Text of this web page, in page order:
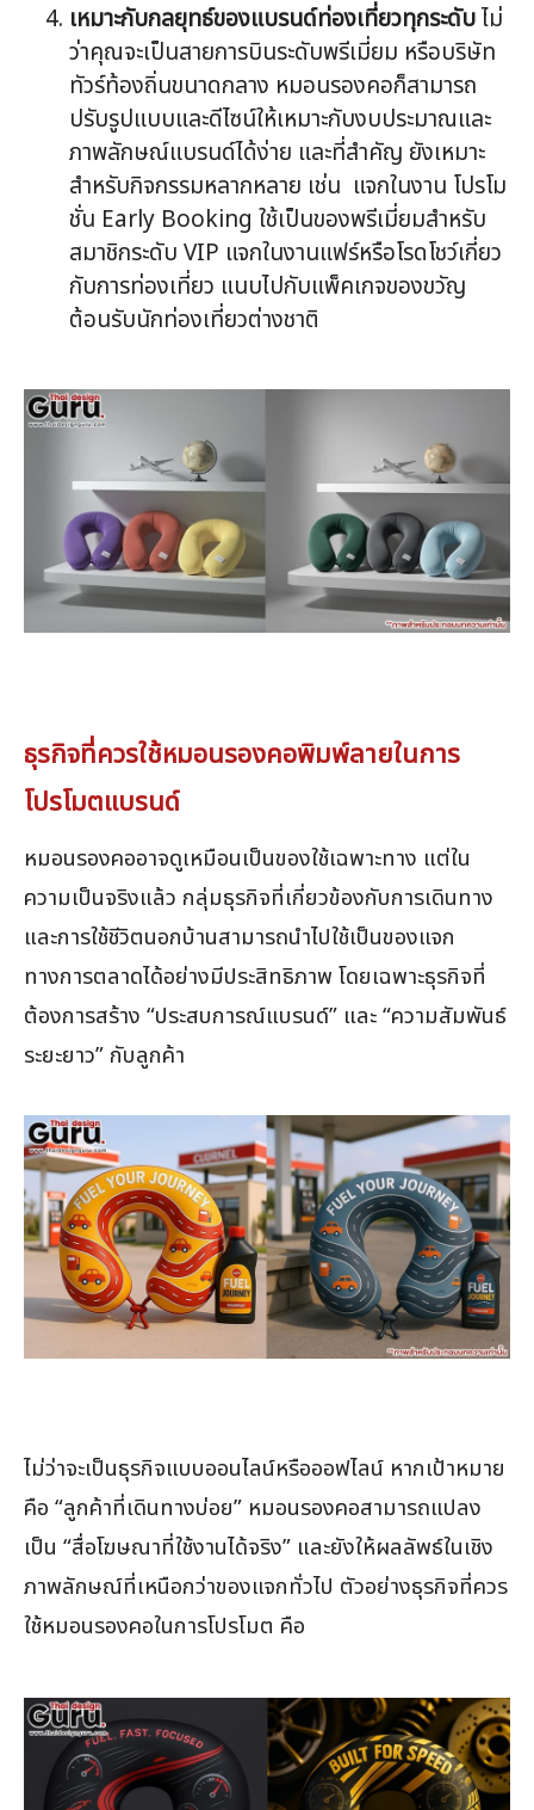
เหมาะกับกลยุทธ์ของแบรนด์ท่องเที่ยวทุกระดับไม่
ว่าคุณจะเป็นสายการบินระดับพรีเมี่ยม หรือบริษัท
ทัวร์ท้องถิ่นขนาดกลาง หมอนรองคอก็สามารถ
ปรับรูปแบบและดีไซน์ให้เหมาะกับงบประมาณและ
ภาพลักษณ์แบรนด์ได้ง่าย และที่สำคัญ ยังเหมาะ
สำหรับกิจกรรมหลากหลาย เช่น แจกในงาน โปรโม
ชั่น Early Booking ใช้เป็นของพรีเมี่ยมสำหรับ
สมาชิกระดับ VIP แจกในงานแฟร์หรือโรดโชว์เกี่ยว
กับการท่องเที่ยว แนบไปกับแพ็คเกจของขวัญ
ต้อนรับนักท่องเที่ยวต่างชาติ
ธุรกิจที่ควรใช้หมอนรองคอพิมพ์ลายในการ
โปรโมตแบรนด์
หมอนรองคออาจดูเหมือนเป็นของใช้เฉพาะทาง แต่ใน
ความเป็นจริงแล้ว กลุ่มธุรกิจที่เกี่ยวข้องกับการเดินทาง
และการใช้ชีวิตนอกบ้านสามารถนำไปใช้เป็นของแจก
ทางการตลาดได้อย่างมีประสิทธิภาพ โดยเฉพาะธุรกิจที่
ต้องการสร้าง “ประสบการณ์แบรนด์” และ “ความสัมพันธ์
ระยะยาว” กับลูกค้า
ไม่ว่าจะเป็นธุรกิจแบบออนไลน์หรือออฟไลน์ หากเป้าหมาย
คือ “ลูกค้าที่เดินทางบ่อย” หมอนรองคอสามารถแปลง
เป็น “สื่อโฆษณาที่ใช้งานได้จริง” และยังให้ผลลัพธ์ในเชิง
ภาพลักษณ์ที่เหนือกว่าของแจกทั่วไป ตัวอย่างธุรกิจที่ควร
ใช้หมอนรองคอในการโปรโมต คือ